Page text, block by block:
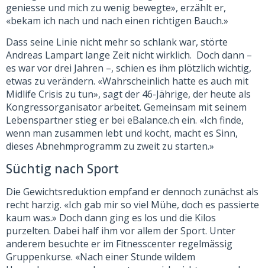
geniesse und mich zu wenig bewegte», erzählt er,
«bekam ich nach und nach einen richtigen Bauch.»
Dass seine Linie nicht mehr so schlank war, störte
Andreas Lampart lange Zeit nicht wirklich. Doch dann –
es war vor drei Jahren –, schien es ihm plötzlich wichtig,
etwas zu verändern. «Wahrscheinlich hatte es auch mit
Midlife Crisis zu tun», sagt der 46-Jährige, der heute als
Kongressorganisator arbeitet. Gemeinsam mit seinem
Lebenspartner stieg er bei eBalance.ch ein. «Ich finde,
wenn man zusammen lebt und kocht, macht es Sinn,
dieses Abnehmprogramm zu zweit zu starten.»
Süchtig nach Sport
Die Gewichtsreduktion empfand er dennoch zunächst als
recht harzig. «Ich gab mir so viel Mühe, doch es passierte
kaum was.» Doch dann ging es los und die Kilos
purzelten. Dabei half ihm vor allem der Sport. Unter
anderem besuchte er im Fitnesscenter regelmässig
Gruppenkurse. «Nach einer Stunde wildem